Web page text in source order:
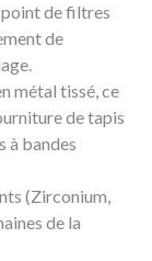
point de filtres
de
métal tissé, ce
de tapis
à bandes
(Zirconium,
de la